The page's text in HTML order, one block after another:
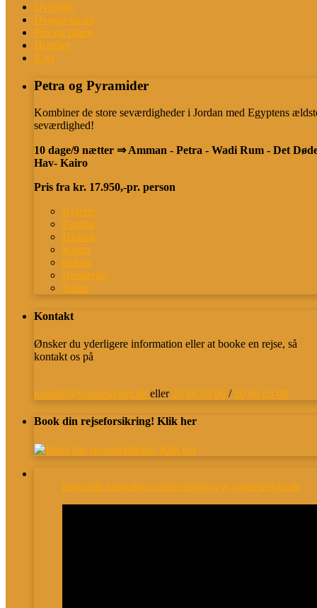
Overblik
Dagsprogram
Pris og tillæg
Hoteller
Kort
Petra og Pyramider
Kombiner de store seværdigheder i Jordan med Egyptens
seværdighed!
10 dage/9 nætter ⇒ Amman - Petra - Wadi Rum - Det
Hav- Kairo
Pris fra kr. 17.950,-pr. person
Byferie
Familie
Historie
Kultur
Ørken
Rundrejse
Safari
Kontakt
Ønsker du yderligere information eller at booke en rejse, så
kontakt os på
kontakt@younesrejser.dk eller 20 66 03 08 / 20 66 03 08
Book din rejseforsikring! Klik her
https://dk.trustpilot.com/review/www.younesrejser.dk